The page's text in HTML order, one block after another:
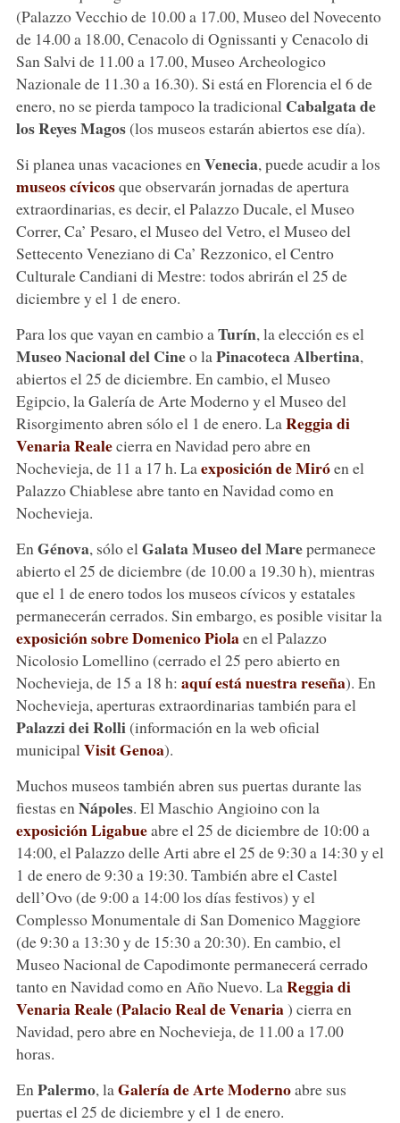
(Palazzo Vecchio de 10.00 a 17.00, Museo del Novecento
de 14.00 a 18.00, Cenacolo di Ognissanti y Cenacolo di
San Salvi de 11.00 a 17.00, Museo Archeologico
Nazionale de 11.30 a 16.30). Si está en Florencia el 6 de
enero, no se pierda tampoco la tradicional Cabalgata de
los Reyes Magos(los museos estarán abiertos ese día).
Si planea unas vacaciones en Venecia, puede acudir a los
museos cívicosque observarán jornadas de apertura
extraordinarias, es decir, el Palazzo Ducale, el Museo
Correr, Ca’ Pesaro, el Museo del Vetro, el Museo del
Settecento Veneziano di Ca’ Rezzonico, el Centro
Culturale Candiani di Mestre: todos abrirán el 25 de
diciembre y el 1 de enero.
Para los que vayan en cambio a Turín, la elección es el
Museo Nacional del Cineo la Pinacoteca Albertina,
abiertos el 25 de diciembre. En cambio, el Museo
Egipcio, la Galería de Arte Moderno y el Museo del
Risorgimento abren sólo el 1 de enero. La Reggia di
Venaria Realecierra en Navidad pero abre en
Nochevieja, de 11 a 17 h. La exposición de Miróen el
Palazzo Chiablese abre tanto en Navidad como en
Nochevieja.
En Génova, sólo el Galata Museo del Marepermanece
abierto el 25 de diciembre (de 10.00 a 19.30 h), mientras
que el 1 de enero todos los museos cívicos y estatales
permanecerán cerrados. Sin embargo, es posible visitar la
exposición sobre Domenico Piolaen el Palazzo
Nicolosio Lomellino (cerrado el 25 pero abierto en
Nochevieja, de 15 a 18 h: aquí está nuestra reseña). En
Nochevieja, aperturas extraordinarias también para el
Palazzi dei Rolli(información en la web oficial
municipal Visit Genoa).
Muchos museos también abren sus puertas durante las
fiestas en Nápoles. El Maschio Angioino con la
exposición Ligabueabre el 25 de diciembre de 10:00 a
14:00, el Palazzo delle Arti abre el 25 de 9:30 a 14:30 y el
1 de enero de 9:30 a 19:30. También abre el Castel
dell’Ovo (de 9:00 a 14:00 los días festivos) y el
Complesso Monumentale di San Domenico Maggiore
(de 9:30 a 13:30 y de 15:30 a 20:30). En cambio, el
Museo Nacional de Capodimonte permanecerá cerrado
tanto en Navidad como en Año Nuevo. La Reggia di
Venaria Reale (Palacio Real de Venaria) cierra en
Navidad, pero abre en Nochevieja, de 11.00 a 17.00
horas.
En Palermo, la Galería de Arte Modernoabre sus
puertas el 25 de diciembre y el 1 de enero.